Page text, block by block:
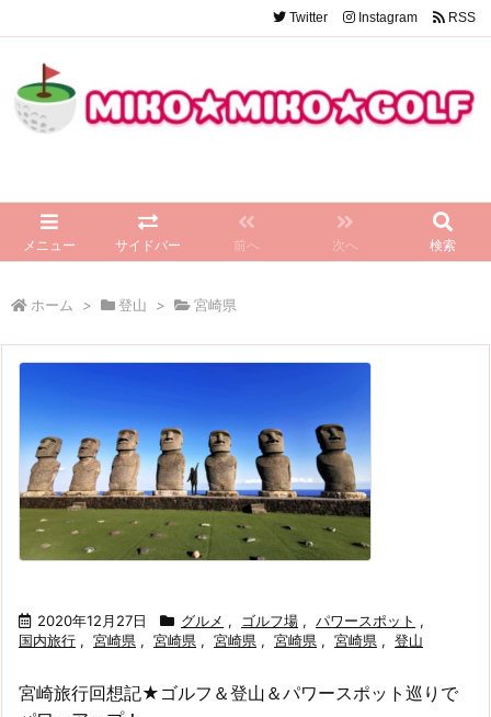
メニュー サイドバー 前へ 次へ 検索
Twitter Instagram RSS
ホーム > 登山 > 宮崎県
2020年12月27日 グルメ , ゴルフ場 , パワースポット ,
国内旅行 , 宮崎県 , 宮崎県 , 宮崎県 , 宮崎県 , 宮崎県 , 登山
宮崎旅行回想記★ゴルフ＆登山＆パワースポット巡りで